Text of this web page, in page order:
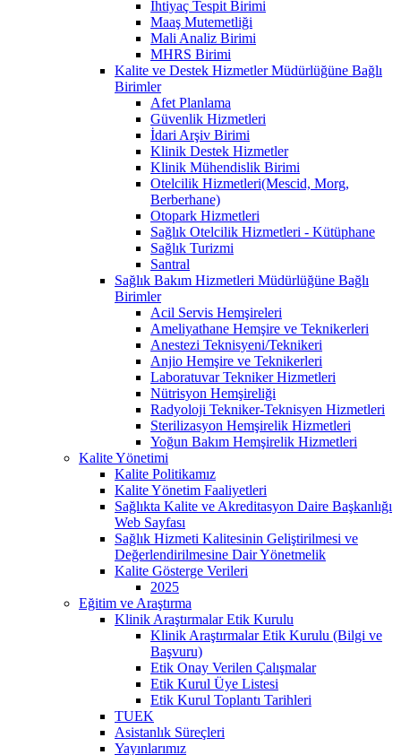
İhtiyaç Tespit Birimi
Maaş Mutemetliği
Mali Analiz Birimi
MHRS Birimi
Kalite ve Destek Hizmetler Müdürlüğüne Bağlı
Birimler
Afet Planlama
Güvenlik Hizmetleri
İdari Arşiv Birimi
Klinik Destek Hizmetler
Klinik Mühendislik Birimi
Otelcilik Hizmetleri(Mescid, Morg,
Berberhane)
Otopark Hizmetleri
Sağlık Otelcilik Hizmetleri - Kütüphane
Sağlık Turizmi
Santral
Sağlık Bakım Hizmetleri Müdürlüğüne Bağlı
Birimler
Acil Servis Hemşireleri
Ameliyathane Hemşire ve Teknikerleri
Anestezi Teknisyeni/Teknikeri
Anjio Hemşire ve Teknikerleri
Laboratuvar Tekniker Hizmetleri
Nütrisyon Hemşireliği
Radyoloji Tekniker-Teknisyen Hizmetleri
Sterilizasyon Hemşirelik Hizmetleri
Yoğun Bakım Hemşirelik Hizmetleri
Kalite Yönetimi
Kalite Politikamız
Kalite Yönetim Faaliyetleri
Sağlıkta Kalite ve Akreditasyon Daire Başkanlığı
Web Sayfası
Sağlık Hizmeti Kalitesinin Geliştirilmesi ve
Değerlendirilmesine Dair Yönetmelik
Kalite Gösterge Verileri
2025
Eğitim ve Araştırma
Klinik Araştırmalar Etik Kurulu
Klinik Araştırmalar Etik Kurulu (Bilgi ve
Başvuru)
Etik Onay Verilen Çalışmalar
Etik Kurul Üye Listesi
Etik Kurul Toplantı Tarihleri
TUEK
Asistanlık Süreçleri
Yayınlarımız